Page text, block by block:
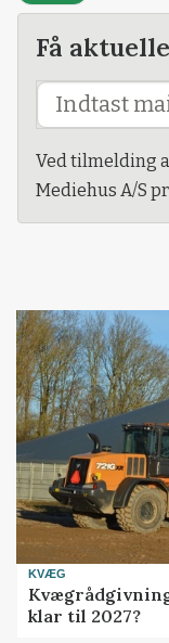
Få
Ved tilmelding
Mediehus A/S
KVÆG
klar til 2027?